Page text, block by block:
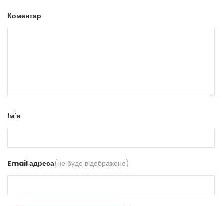
Коментар
Ім'я
Email адреса(не буде відображено)